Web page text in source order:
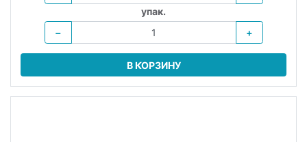
упак.
−
+
В КОРЗИНУ